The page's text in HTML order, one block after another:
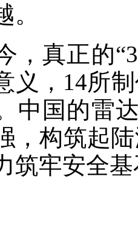
真正的
义，14所
中国的雷
，构筑起
筑牢安全